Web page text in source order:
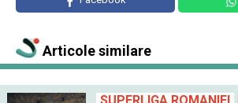
Articole similare